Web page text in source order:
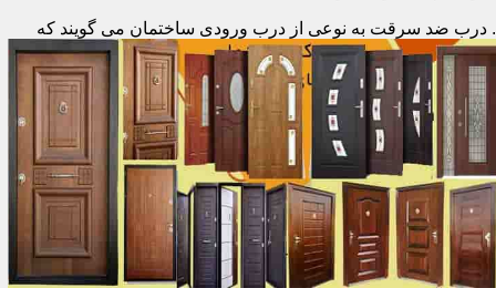
. درب ضد سرقت به نوعی از درب ورودی ساختمان می گویند که